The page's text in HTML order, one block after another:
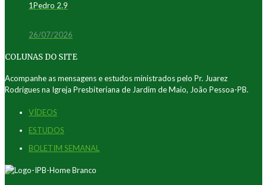
1Pedro 2.9
26/07/2026
COLUNAS DO SITE
Acompanhe as mensagens e estudos ministrados pelo Pr. Juarez
Rodrigues na Igreja Presbiteriana de Jardim de Maio, João Pessoa-PB.
VÍDEOS
ESTUDOS
BOLETIM SEMANAL